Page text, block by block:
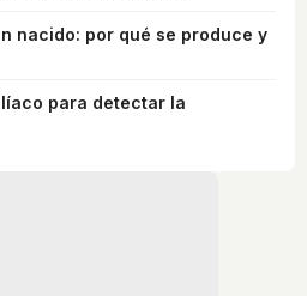
nacido: por qué se produce y
para detectar la